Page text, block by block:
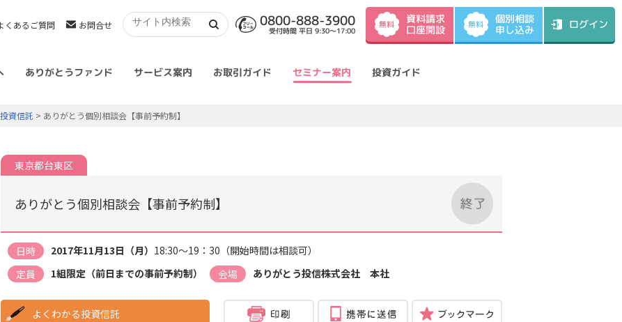
くあるご質問 お問合せ 0800-888-3900
受付時間 平日 9:30～17:00
無料 資料請求
口座開設 無料 個別相談
申し込み ログイン
ありがとうファンド サービス案内 お取引ガイド セミナー案内 投資ガイド
資信託 > ありがとう個別相談会【事前予約制】
東京都台東区
ありがとう個別相談会【事前予約制】
日時 2017年11月13日（月） 18:30～19：30（開始時間は相談可）
定員
1組限定（前日までの事前予約制） 会場 ありがとう投信株式会社 本社
よくわかる投資信託